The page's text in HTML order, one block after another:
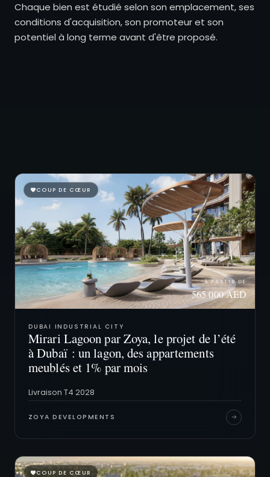
Chaque bien est étudié selon son emplacement, ses
conditions d'acquisition, son promoteur et son
potentiel à long terme avant d'être proposé.
COUP DE CŒUR
À PARTIR DE
565 000 AED
DUBAI INDUSTRIAL CITY
Mirari Lagoon par Zoya, le projet de l’été
à Dubaï : un lagon, des appartements
meublés et 1⁠% par mois
Livraison T4 2028
ZOYA DEVELOPMENTS
COUP DE CŒUR